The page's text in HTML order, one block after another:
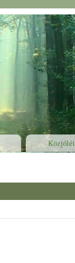
Közjólét